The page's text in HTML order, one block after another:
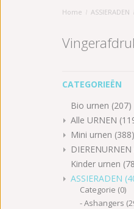
Home / ASSIERADEN /
CATEGORIEËN
Bio urnen (207)
Alle URNEN
Mini urnen (388)
DIERENURNEN
Kinder urnen
ASSIERADEN
Categorie (0)
Ashangers